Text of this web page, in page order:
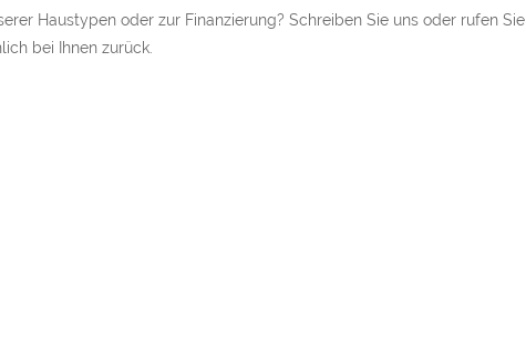
Haustypen oder zur Finanzierung? Schreiben Sie uns oder rufen Sie
bei Ihnen zurück.